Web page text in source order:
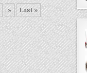
» Last »